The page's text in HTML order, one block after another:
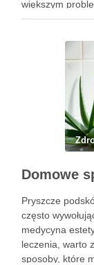
większym
sposobów na
Pryszcze
często
medycyna
leczenia, warto
sposoby, które